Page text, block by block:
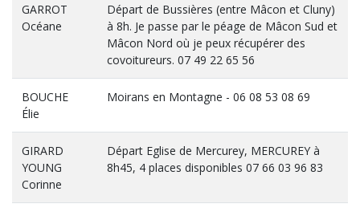
GARROT
Océane
Départ de Bussières (entre Mâcon et Cluny)
à 8h. Je passe par le péage de Mâcon Sud et
Mâcon Nord où je peux récupérer des
covoitureurs. 07 49 22 65 56
BOUCHE
Élie
Moirans en Montagne - 06 08 53 08 69
GIRARD
YOUNG
Corinne
Départ Eglise de Mercurey, MERCUREY à
8h45, 4 places disponibles 07 66 03 96 83